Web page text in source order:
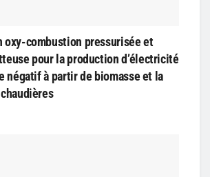
oxy-combustion pressurisée et
pour la production d’électricité
négatif à partir de biomasse et la